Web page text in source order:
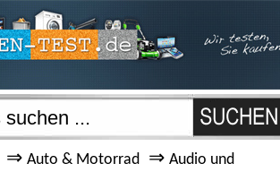
⇒ Auto & Motorrad ⇒ Audio und